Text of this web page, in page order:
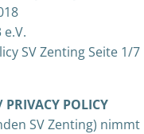
SV Zenting Seite 1/7
POLICY
SV Zenting) nimmt